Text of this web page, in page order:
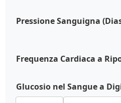
Pressione Sanguigna
Frequenza Cardiaca a
Glucosio nel Sangue a